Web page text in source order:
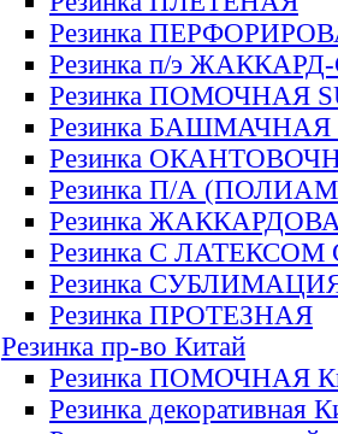
Резинка
Резинка п/э
Резинка ПОМОЧНАЯ
Резинка БАШМАЧНАЯ
Резинка
Резинка П/А
Резинка
Резинка С ЛАТЕКСОМ
Резинка
Резинка ПРОТЕЗНАЯ
Резинка пр-во Китай
Резинка ПОМОЧНАЯ
Резинка декоративная